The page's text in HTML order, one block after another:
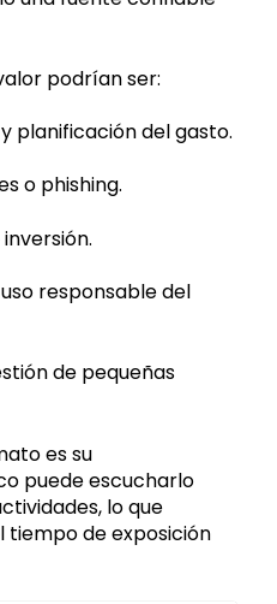
podrían ser:
planificación del gasto.
o phishing.
responsable del
de pequeñas
es su
puede escucharlo
lo que
tiempo de exposición